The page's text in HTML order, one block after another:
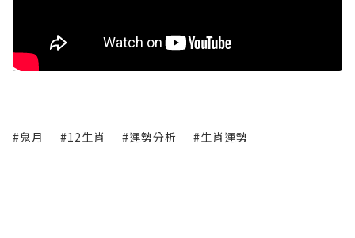
#鬼月 #12生肖 #運勢分析 #生肖運勢